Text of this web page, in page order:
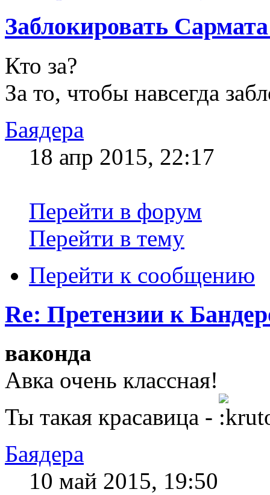
Заблокировать
Кто за?
За то, чтобы навсегда
Баядера
18 апр 2015, 22:17
Перейти в форум
Перейти в тему
Перейти к сообщению
Re: Претензии к
ваконда
Авка очень классная!
Ты такая красавица -
Баядера
10 май 2015, 19:50